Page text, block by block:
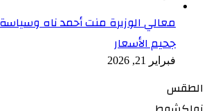
معالي الوزيرة منت أحمد ناه
جحيم الأسعار
فبراير 21, 2026
الطقس